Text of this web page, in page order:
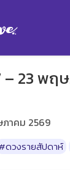
– 23 พฤ
ภาคม 2569
ดวงรายสัปดาห์